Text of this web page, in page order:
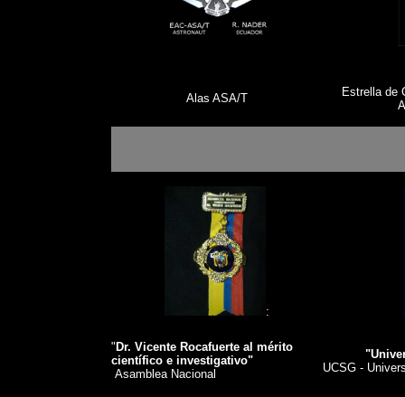
Alas ASA/T Estrella de
:
" Dr. Vicente Rocafuerte al mérito
científico e investigativo"
Asamblea Nacional
UCSG -